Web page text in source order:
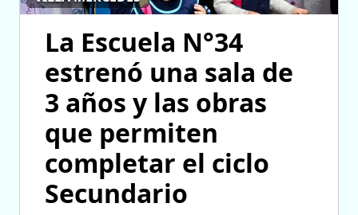
La Escuela N°34
estrenó una sala de
3 años y las obras
que permiten
completar el ciclo
Secundario